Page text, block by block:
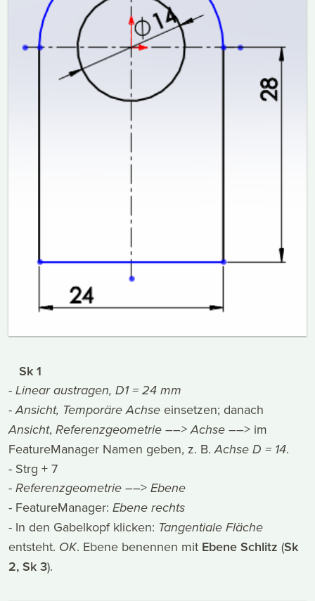
Sk 1
- Linear austragen, D1 = 24 mm
-Ansicht, Temporäre Achse einsetzen; danach
Ansicht, Referenzgeometrie––> Achse ––> im
FeatureManager Namen geben, z. B. Achse D = 14.
- Strg + 7
- Referenzgeometrie ––> Ebene
- FeatureManager: Ebene rechts
- In den Gabelkopf klicken: Tangentiale Fläche
entsteht. OK. Ebene benennen mit Ebene Schlitz (Sk
2, Sk 3).